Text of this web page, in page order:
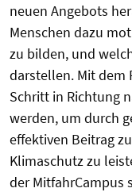
neuen Angebots
Menschen dazu
zu bilden, und
darstellen. Mit
Schritt in Richtung
werden, um durch
effektiven Beitrag
Klimaschutz zu
der MitfahrCampus